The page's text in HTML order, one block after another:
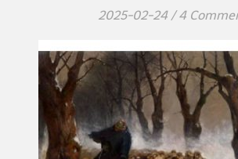
2025-02-24 / 4